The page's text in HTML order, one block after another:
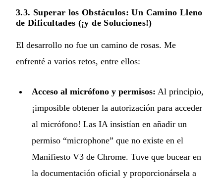
3.3. Superar los Obstáculos: Un Camino Lleno
de Dificultades (¡y de Soluciones!)
El desarrollo no fue un camino de rosas. Me
enfrenté a varios retos, entre ellos:
Acceso al micrófono y permisos: Al principio,
¡imposible obtener la autorización para acceder
al micrófono! Las IA insistían en añadir un
permiso “microphone” que no existe en el
Manifiesto V3 de Chrome. Tuve que bucear en
la documentación oficial y proporcionársela a